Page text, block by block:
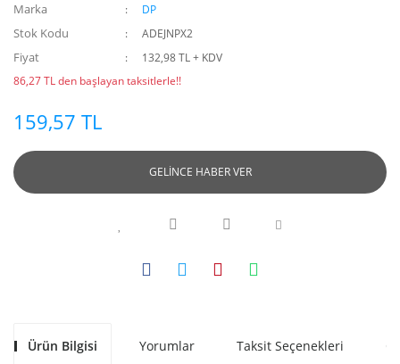
Marka DP
Stok Kodu ADEJNPX2
Fiyat
132,98 TL + KDV
86,27 TL den başlayan taksitlerle!!
159,57 TL
GELİNCE HABER VER
Ürün Bilgisi Yorumlar Taksit Seçenekleri